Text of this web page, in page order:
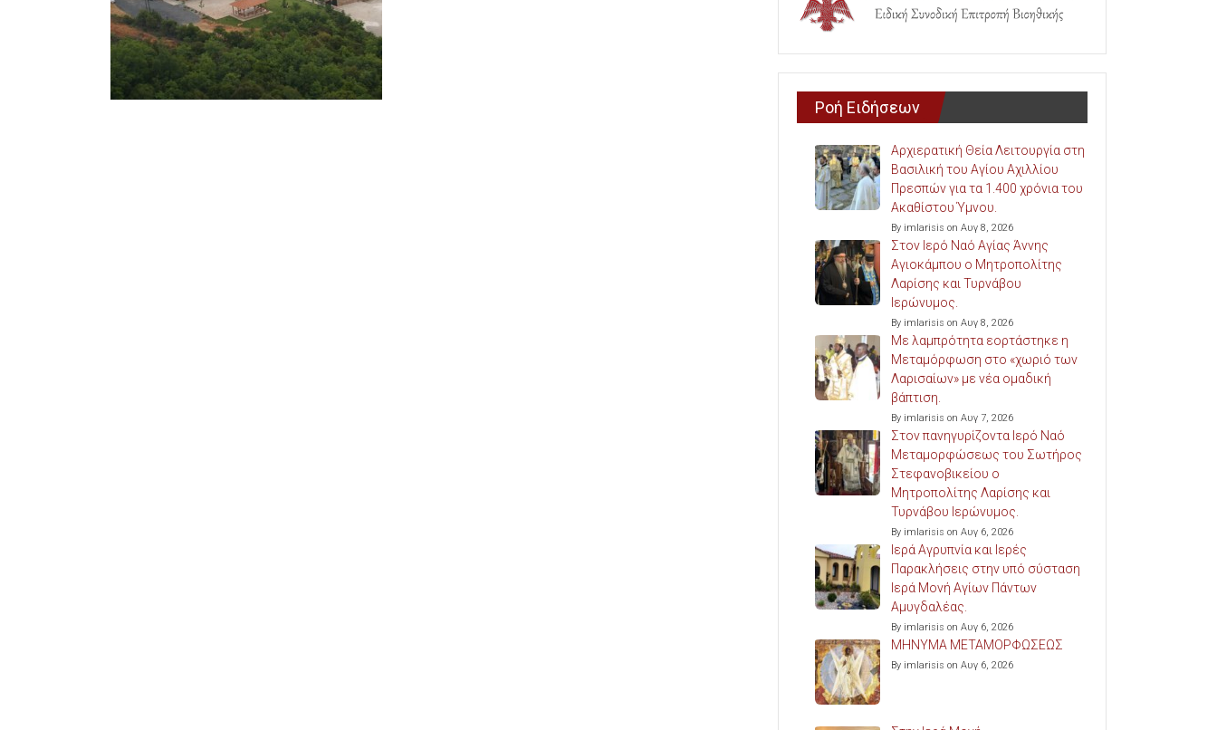
Ροή Ειδήσεων
Αρχιερατική Θεία Λειτουργία στη
Βασιλική του Αγίου Αχιλλίου
Πρεσπών για τα 1.400 χρόνια του
Ακαθίστου Ύμνου.
By imlarisis on Αυγ 8, 2026
Στον Ιερό Ναό Αγίας Άννης
Αγιοκάμπου ο Μητροπολίτης
Λαρίσης και Τυρνάβου
Ιερώνυμος.
By imlarisis on Αυγ 8, 2026
Με λαμπρότητα εορτάστηκε η
Μεταμόρφωση στο «χωριό των
Λαρισαίων» με νέα ομαδική
βάπτιση.
By imlarisis on Αυγ 7, 2026
Στον πανηγυρίζοντα Ιερό Ναό
Μεταμορφώσεως του Σωτήρος
Στεφανοβικείου ο
Μητροπολίτης Λαρίσης και
Τυρνάβου Ιερώνυμος.
By imlarisis on Αυγ 6, 2026
Ιερά Αγρυπνία και Ιερές
Παρακλήσεις στην υπό σύσταση
Ιερά Μονή Αγίων Πάντων
Αμυγδαλέας.
By imlarisis on Αυγ 6, 2026
ΜΗΝΥΜΑ ΜΕΤΑΜΟΡΦΩΣΕΩΣ
By imlarisis on Αυγ 6, 2026